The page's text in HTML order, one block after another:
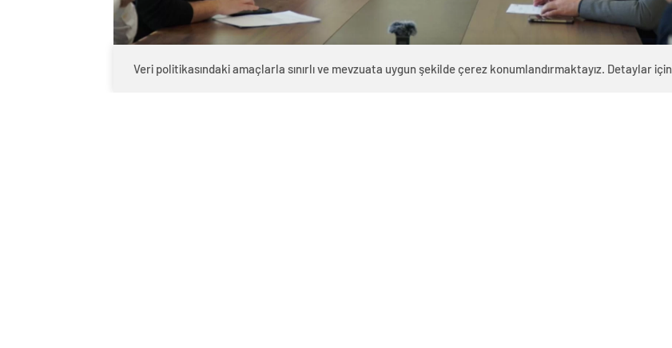
Veri politikasındaki amaçlarla sınırlı ve mevzuata uygun şekilde çerez konumlandırmaktayız. Detaylar için